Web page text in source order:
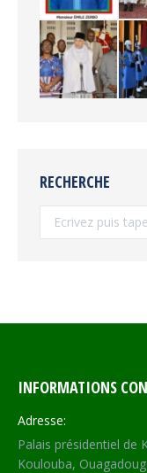
RECHERCHE
INFORMATIONS
Adresse:
Palais présidentiel de
Koulouba,